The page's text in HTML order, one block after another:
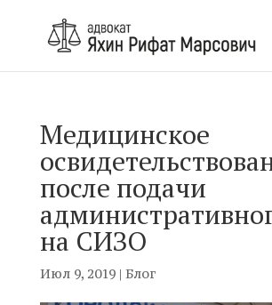
Медицинское
после подачи
на СИЗО
Июл 9, 2019| Блог